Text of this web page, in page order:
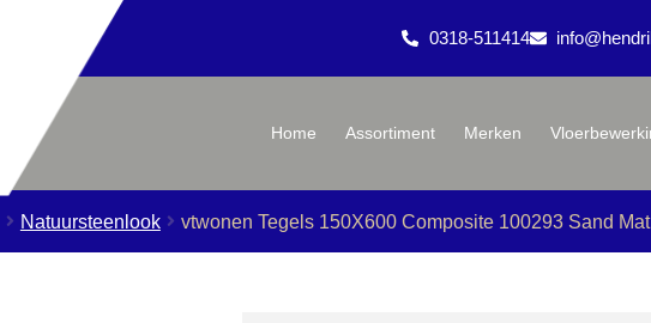
0318-511414
Home Assortiment Merken
Natuursteenlook vtwonen Tegels 150X600 Composite 100293 Sand Mat